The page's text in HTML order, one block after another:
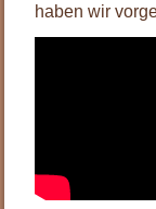
haben wir